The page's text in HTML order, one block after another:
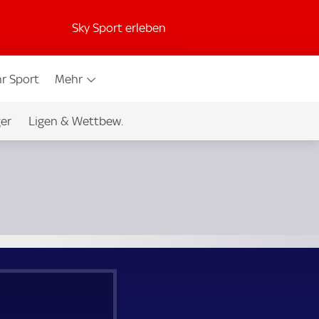
Sky Sport erleben
Sport Mehr
Ligen & Wettbew.